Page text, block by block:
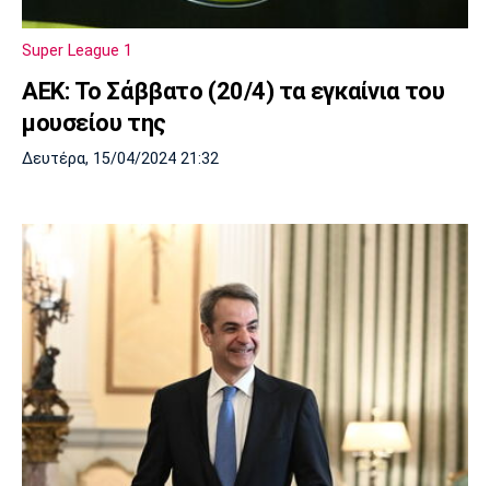
Super League 1
ΑΕΚ: Το Σάββατο (20/4) τα εγκαίνια του
μουσείου της
Δευτέρα, 15/04/2024 21:32